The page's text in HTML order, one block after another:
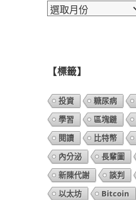
【文
【標籤】
投資 糖尿病
學習
區塊鏈
閱讀
比特幣
內分泌
長輩圖
新陳代謝
談判
以太坊
Bitcoin